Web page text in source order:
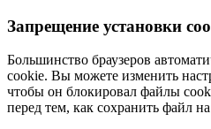
Запрещение установки
Большинство браузеров
cookie. Вы можете изменить
чтобы он блокировал файлы
перед тем, как сохранить файл